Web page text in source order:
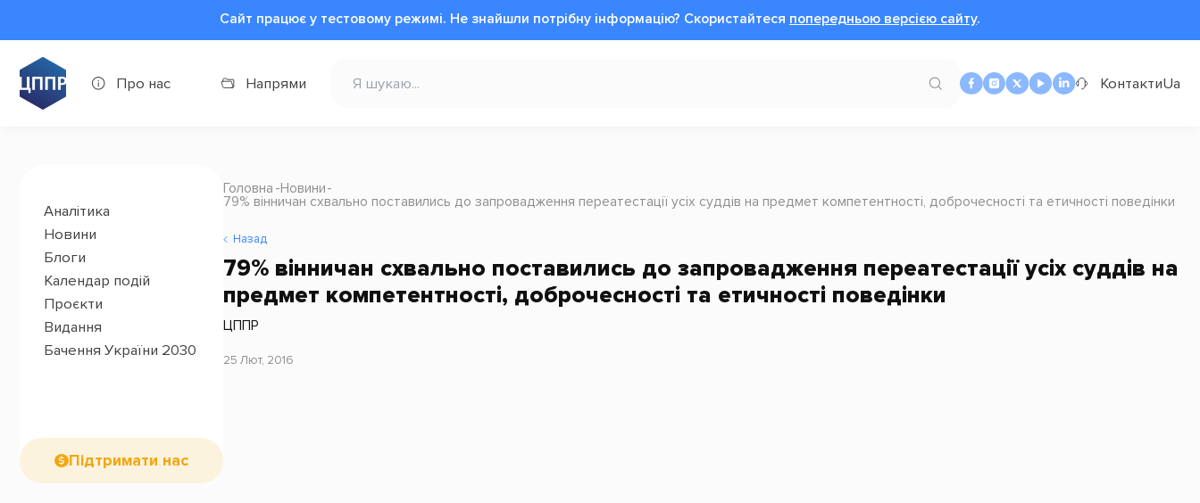
Сайт працює у тестовому режимі. Не знайшли потрібну інформацію? Cкористайтеся попередньою версією сайту.
Про нас Напрями КонтактиUa
Аналітика
Новини
Блоги
Календар подій
Проєкти
Видання
Бачення України 2030
Підтримати нас
Головна Новини
79% вінничан схвально поставились до запровадження переатестації усіх суддів на предмет компетентності, доброчесності та етичності поведінки
Назад
79% вінничан схвально поставились до запровадження переатестації усіх суддів на
предмет компетентності, доброчесності та етичності поведінки
ЦППР
25 Лют, 2016